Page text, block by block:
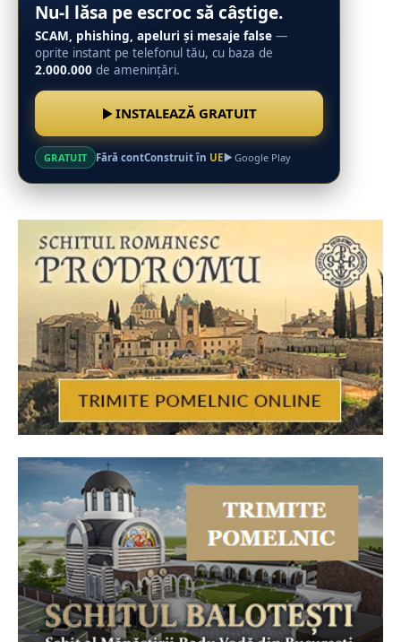
Nu-l lăsa pe escroc să câștige.
SCAM, phishing, apeluri și mesaje false —
oprite instant pe telefonul tău, cu baza de
2.000.000 de amenințări.
INSTALEAZĂ GRATUIT
GRATUIT Fără contConstruit în UE Google Play